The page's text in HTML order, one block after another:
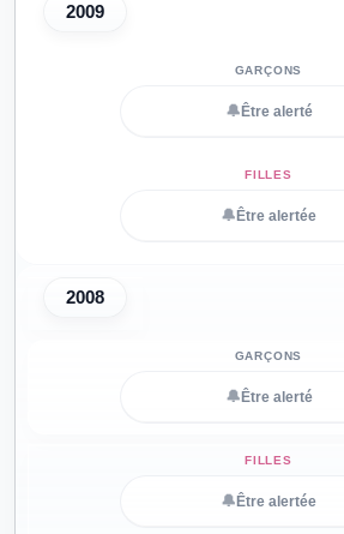
2009
🔔 Être alerté
🔔 Être alertée
2008
🔔 Être alerté
🔔 Être alertée